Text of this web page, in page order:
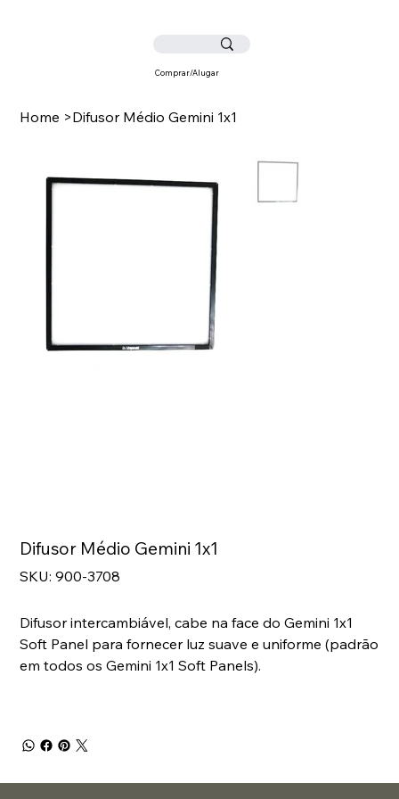
Comprar/Alugar
Home >Difusor Médio Gemini 1x1
Difusor Médio Gemini 1x1
SKU: SKU
900-
900-3708
Difusor intercambiável, cabe na face do Gemini 1x1
Soft Panel para fornecer luz suave e uniforme (padrão
em todos os Gemini 1x1 Soft Panels).